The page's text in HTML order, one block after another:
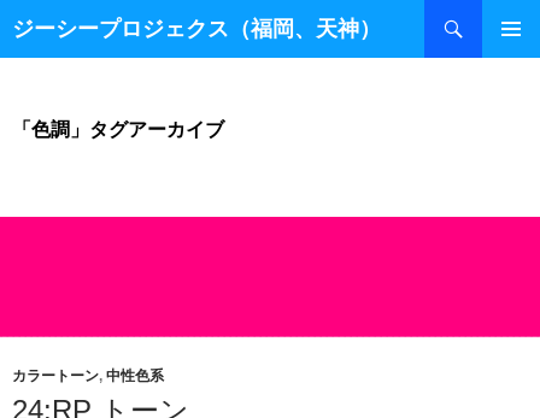
ジーシープロジェクス（福岡、天神）
索
ツ
ッ
「色調」タグアーカイブ
カラートーン, 中性色系
24:RP トーン